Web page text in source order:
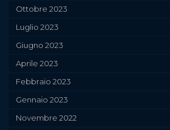
Ottobre 2023
Luglio 2023
Giugno 2023
Aprile 2023
Febbraio 2023
Gennaio 2023
Novembre 2022